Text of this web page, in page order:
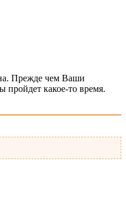
Прежде чем Ваши
пройдет какое-то время.